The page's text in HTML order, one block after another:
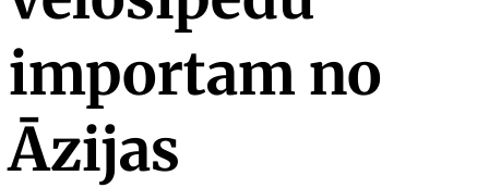
importam no
Āzijas